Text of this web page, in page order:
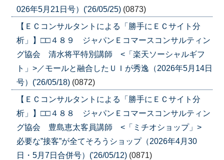
026年5月21日号）('26/05/25) (0873)
【ＥＣコンサルタントによる「勝手にＥＣサイト分
析」】□□４８９ ジャパンＥコマースコンサルティン
グ協会 清水将平特別講師 <「楽天ソーシャルギフ
ト」>／モールと融合したＵＩが秀逸（2026年5月14日
号）('26/05/18) (0872)
【ＥＣコンサルタントによる「勝手にＥＣサイト分
析」】□□４８８ ジャパンＥコマースコンサルティン
グ協会 豊島恵太客員講師 <「ミチオショップ」>
必要な”接客”が全てそろうショップ（2026年4月30
日・5月7日合併号）('26/05/12) (0871)